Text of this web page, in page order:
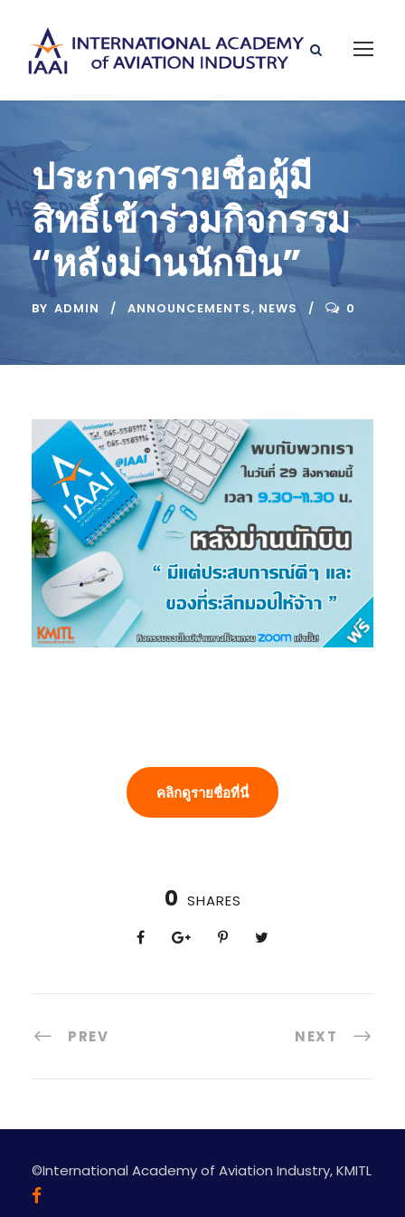
ประกาศรายชื่อผู้มี
สิทธิ์เข้าร่วมกิจกรรม
“หลังม่านนักบิน”
BY ADMIN ANNOUNCEMENTS, NEWS 0
คลิกดูรายชื่อที่นี่
0 SHARES
PREV NEXT
©International Academy of Aviation Industry, KMITL